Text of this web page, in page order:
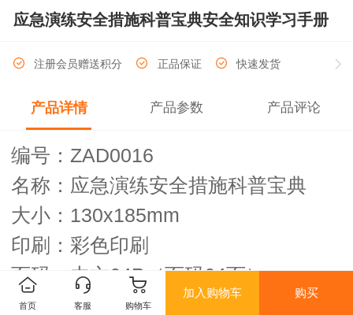
应急演练安全措施科普宝典安全知识学习手册
注册会员赠送积分 正品保证 快速发货
产品详情 产品参数 产品评论
编号： ZAD0016
名称：应急演练安全措施科普宝典
大小： 130x185mm
印刷：彩色印刷
页码：内文64P（页码64页）
首页 客服 购物车
加入购物车 购买